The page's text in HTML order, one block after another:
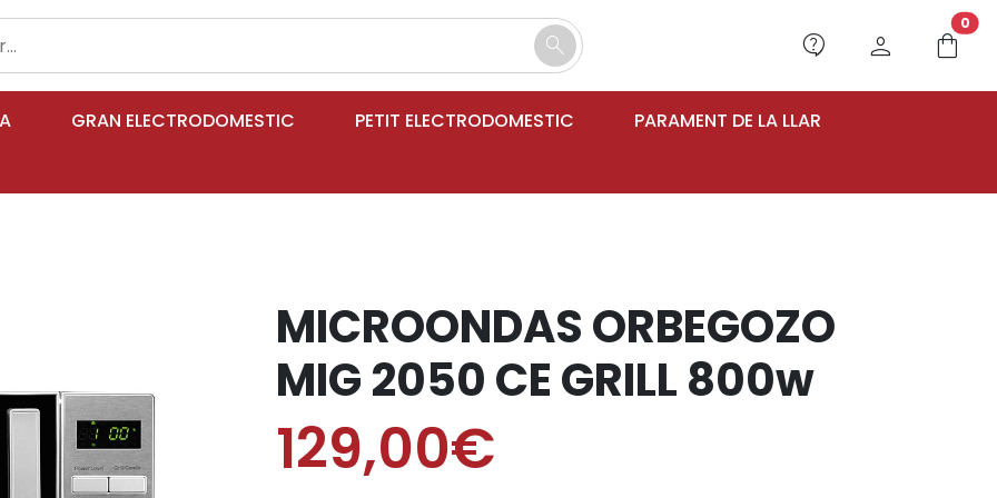
search contact_support person shopping_bag
0
GRAN ELECTRODOMESTIC PETIT ELECTRODOMESTIC
PARAMENT DE LA LLAR
MICROONDAS ORBEGOZO
MIG 2050 CE GRILL 800w
129,00€